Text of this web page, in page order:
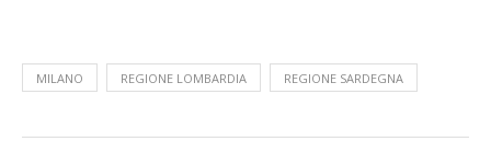
MILANO REGIONE LOMBARDIA REGIONE SARDEGNA